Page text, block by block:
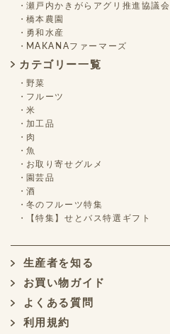
瀬戸内かきがらアグリ推進協議会
橋本農園
勇和水産
MAKANAファーマーズ
カテゴリー一覧
野菜
フルーツ
米
加工品
肉
魚
お取り寄せグルメ
園芸品
酒
冬のフルーツ特集
【特集】せとバス特選ギフト
生産者を知る
お買い物ガイド
よくある質問
利用規約